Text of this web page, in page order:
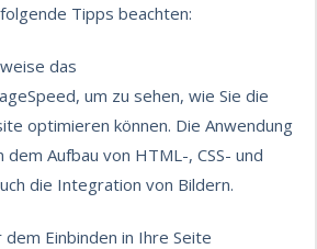
Tipps beachten:
das
, um zu sehen, wie Sie die
optimieren können. Die Anwendung
Aufbau von HTML-, CSS- und
die Integration von Bildern.
Einbinden in Ihre Seite